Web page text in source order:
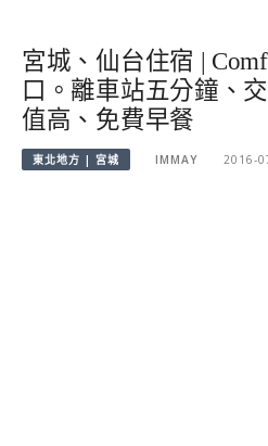
宮城、仙台住宿 |
口。離車站五分鐘、
值高、免費早餐
東北地方 | 宮城 IMMAY 2016-